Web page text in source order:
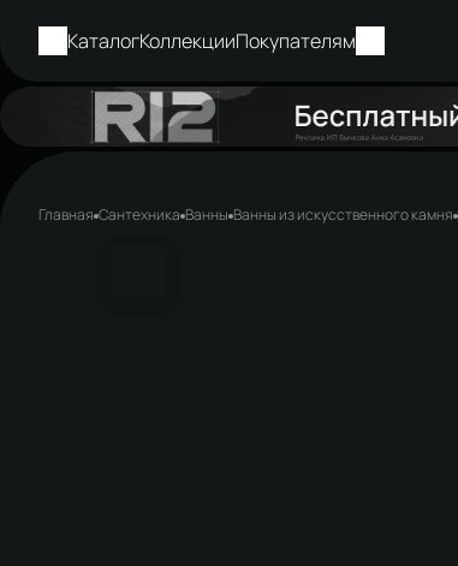
КаталогКоллекцииПокупателям
Главная Сантехника Ванны Ванны из искусственного камня